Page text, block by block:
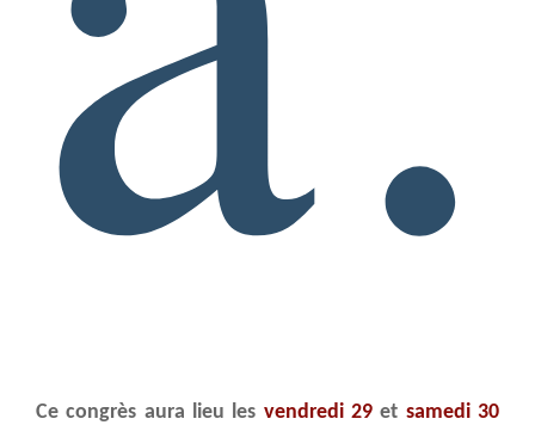
Ce congrès aura lieu les vendredi 29et samedi 30